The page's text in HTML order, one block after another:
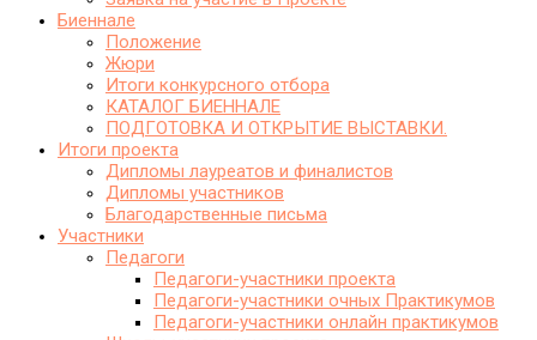
Биеннале
Положение
Жюри
Итоги конкурсного отбора
КАТАЛОГ БИЕННАЛЕ
ПОДГОТОВКА И ОТКРЫТИЕ ВЫСТАВКИ.
Итоги проекта
Дипломы лауреатов и финалистов
Дипломы участников
Благодарственные письма
Участники
Педагоги
Педагоги-участники проекта
Педагоги-участники очных Практикумов
Педагоги-участники онлайн практикумов